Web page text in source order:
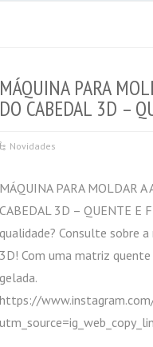
MÁQUINA PARA
DO CABEDAL 3D –
Novidades
MÁQUINA PARA MOLDAR A
CABEDAL 3D – QUENTE E
qualidade? Consulte sobre
3D! Com uma matriz
gelada.
https://